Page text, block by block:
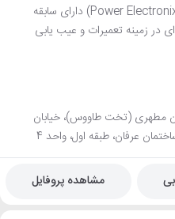
شرکت مهندسی پاور الکترونیکس (Power Electronix) دارای سابقه
در زمینه تعمیرات و عیب یابی
خیابان مطهری (تخت طاووس)، خیابان
مشاهده پروفایل